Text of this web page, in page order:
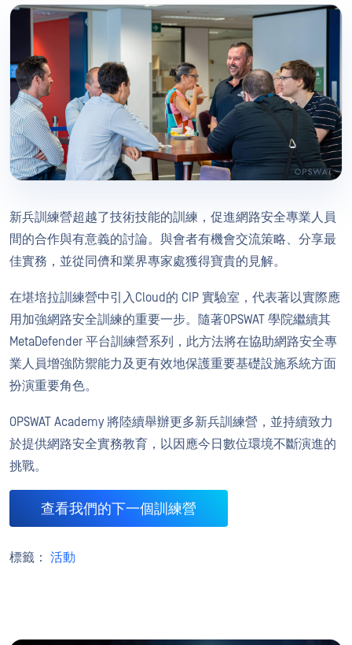
新兵訓練營超越了技術技能的訓練，促進網路安全專業人員
間的合作與有意義的討論。與會者有機會交流策略、分享最
佳實務，並從同儕和業界專家處獲得寶貴的見解。
在堪培拉訓練營中引入Cloud的 CIP 實驗室，代表著以實際應
用加強網路安全訓練的重要一步。隨著OPSWAT 學院繼續其
MetaDefender 平台訓練營系列，此方法將在協助網路安全專
業人員增強防禦能力及更有效地保護重要基礎設施系統方面
扮演重要角色。
OPSWAT Academy 將陸續舉辦更多新兵訓練營，並持續致力
於提供網路安全實務教育，以因應今日數位環境不斷演進的
挑戰。
查看我們的下一個訓練營
標籤： 活動